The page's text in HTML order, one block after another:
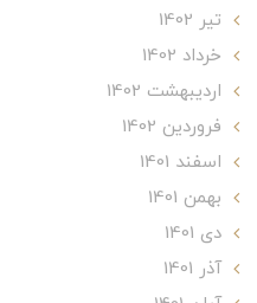
تير 1402
خرداد 1402
ارديبهشت 1402
فروردین 1402
اسفند 1401
بهمن 1401
دی 1401
آذر 1401